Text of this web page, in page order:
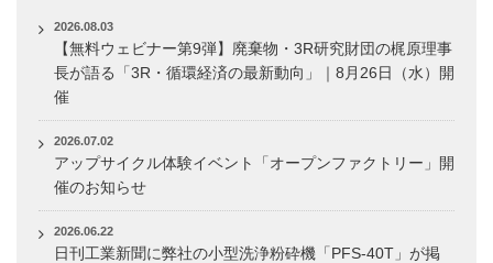
2026.08.03
【無料ウェビナー第9弾】廃棄物・3R研究財団の梶原理事
長が語る「3R・循環経済の最新動向」｜8月26日（水）開
催
2026.07.02
アップサイクル体験イベント「オープンファクトリー」開
催のお知らせ
2026.06.22
日刊工業新聞に弊社の小型洗浄粉砕機「PFS-40T」が掲